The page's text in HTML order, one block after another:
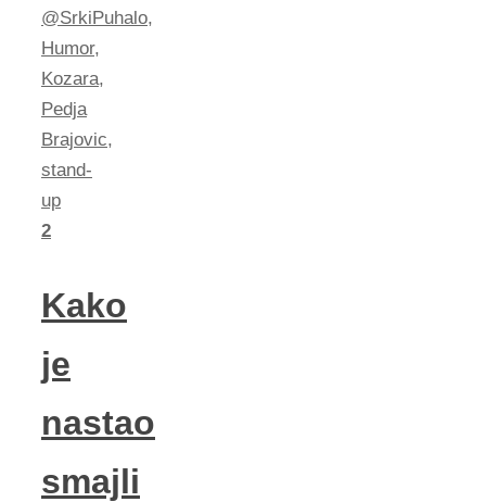
@SrkiPuhalo,
Humor,
Kozara,
Pedja
Brajovic,
stand-
up
2
Kako
je
nastao
smajli